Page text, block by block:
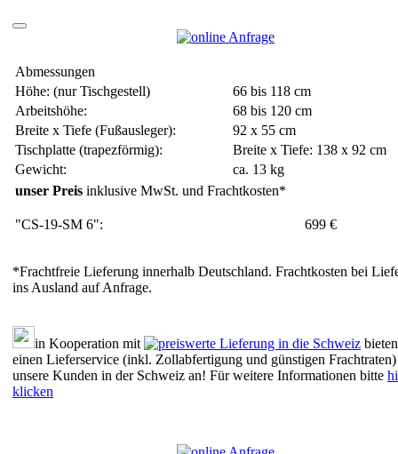
Abmessungen
Höhe: (nur Tischgestell)
66 bis 118 cm
Arbeitshöhe:
68 bis 120 cm
Breite x Tiefe (Fußausleger):
92 x 55 cm
Tischplatte (trapezförmig):
Breite x Tiefe: 138 x 92 cm
Gewicht:
ca. 13 kg
unser Preis inklusive MwSt. und Frachtkosten*
"CS-19-SM 6": 699 €
*Frachtfreie Lieferung innerhalb Deutschland. Frachtkosten bei
ins Ausland auf Anfrage.
in Kooperation mit
einen Lieferservice (inkl. Zollabfertigung und günstigen
unsere Kunden in der Schweiz an! Für weitere Informationen bitte
klicken